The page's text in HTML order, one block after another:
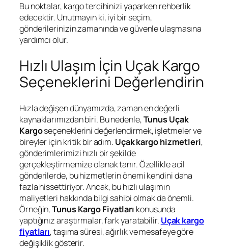
Bu noktalar, kargo tercihinizi yaparken rehberlik
edecektir. Unutmayın ki, iyi bir seçim,
gönderilerinizin zamanında ve güvenle ulaşmasına
yardımcı olur.
Hızlı Ulaşım İçin Uçak Kargo
Seçeneklerini Değerlendirin
Hızla değişen dünyamızda, zaman en değerli
kaynaklarımızdan biri. Bu nedenle,Tunus Uçak
Kargoseçeneklerini değerlendirmek, işletmeler ve
bireyler için kritik bir adım. Uçak kargo hizmetleri,
gönderimlerimizi hızlı bir şekilde
gerçekleştirmemize olanak tanır. Özellikle acil
gönderilerde, bu hizmetlerin önemi kendini daha
fazla hissettiriyor. Ancak, bu hızlı ulaşımın
maliyetleri hakkında bilgi sahibi olmak da önemli.
Örneğin,Tunus Kargo Fiyatları konusunda
yaptığınız araştırmalar, fark yaratabilir. Uçak kargo
fiyatları, taşıma süresi, ağırlık ve mesafeye göre
değişiklik gösterir.